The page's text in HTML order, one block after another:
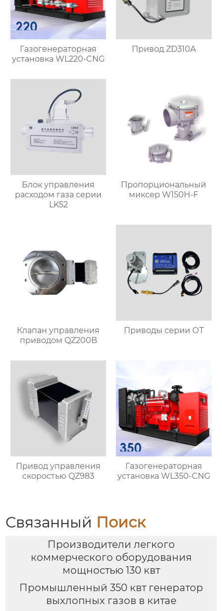
Газогенераторная
установка WL220-CNG
Привод ZD310A
Блок управления
расходом газа серии
LK52
Пропорциональный
миксер W150H-F
Клапан управления
приводом QZ200B
Приводы серии ОТ
Привод управления
скоростью QZ983
Газогенераторная
установка WL350-CNG
Связанный Поиск
Производители легкого
коммерческого оборудования
мощностью 130 квт
Промышленный 350 квт генератор
выхлопных газов в китае